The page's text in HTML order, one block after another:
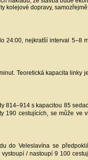
kolejové dopravy,
24:00, nejkratší interval 5–8
Teoretická kapacita linky
814–914 s kapacitou 85
190 cestujících, se může ve
do Veleslavína se
/ nastoupí 9 100